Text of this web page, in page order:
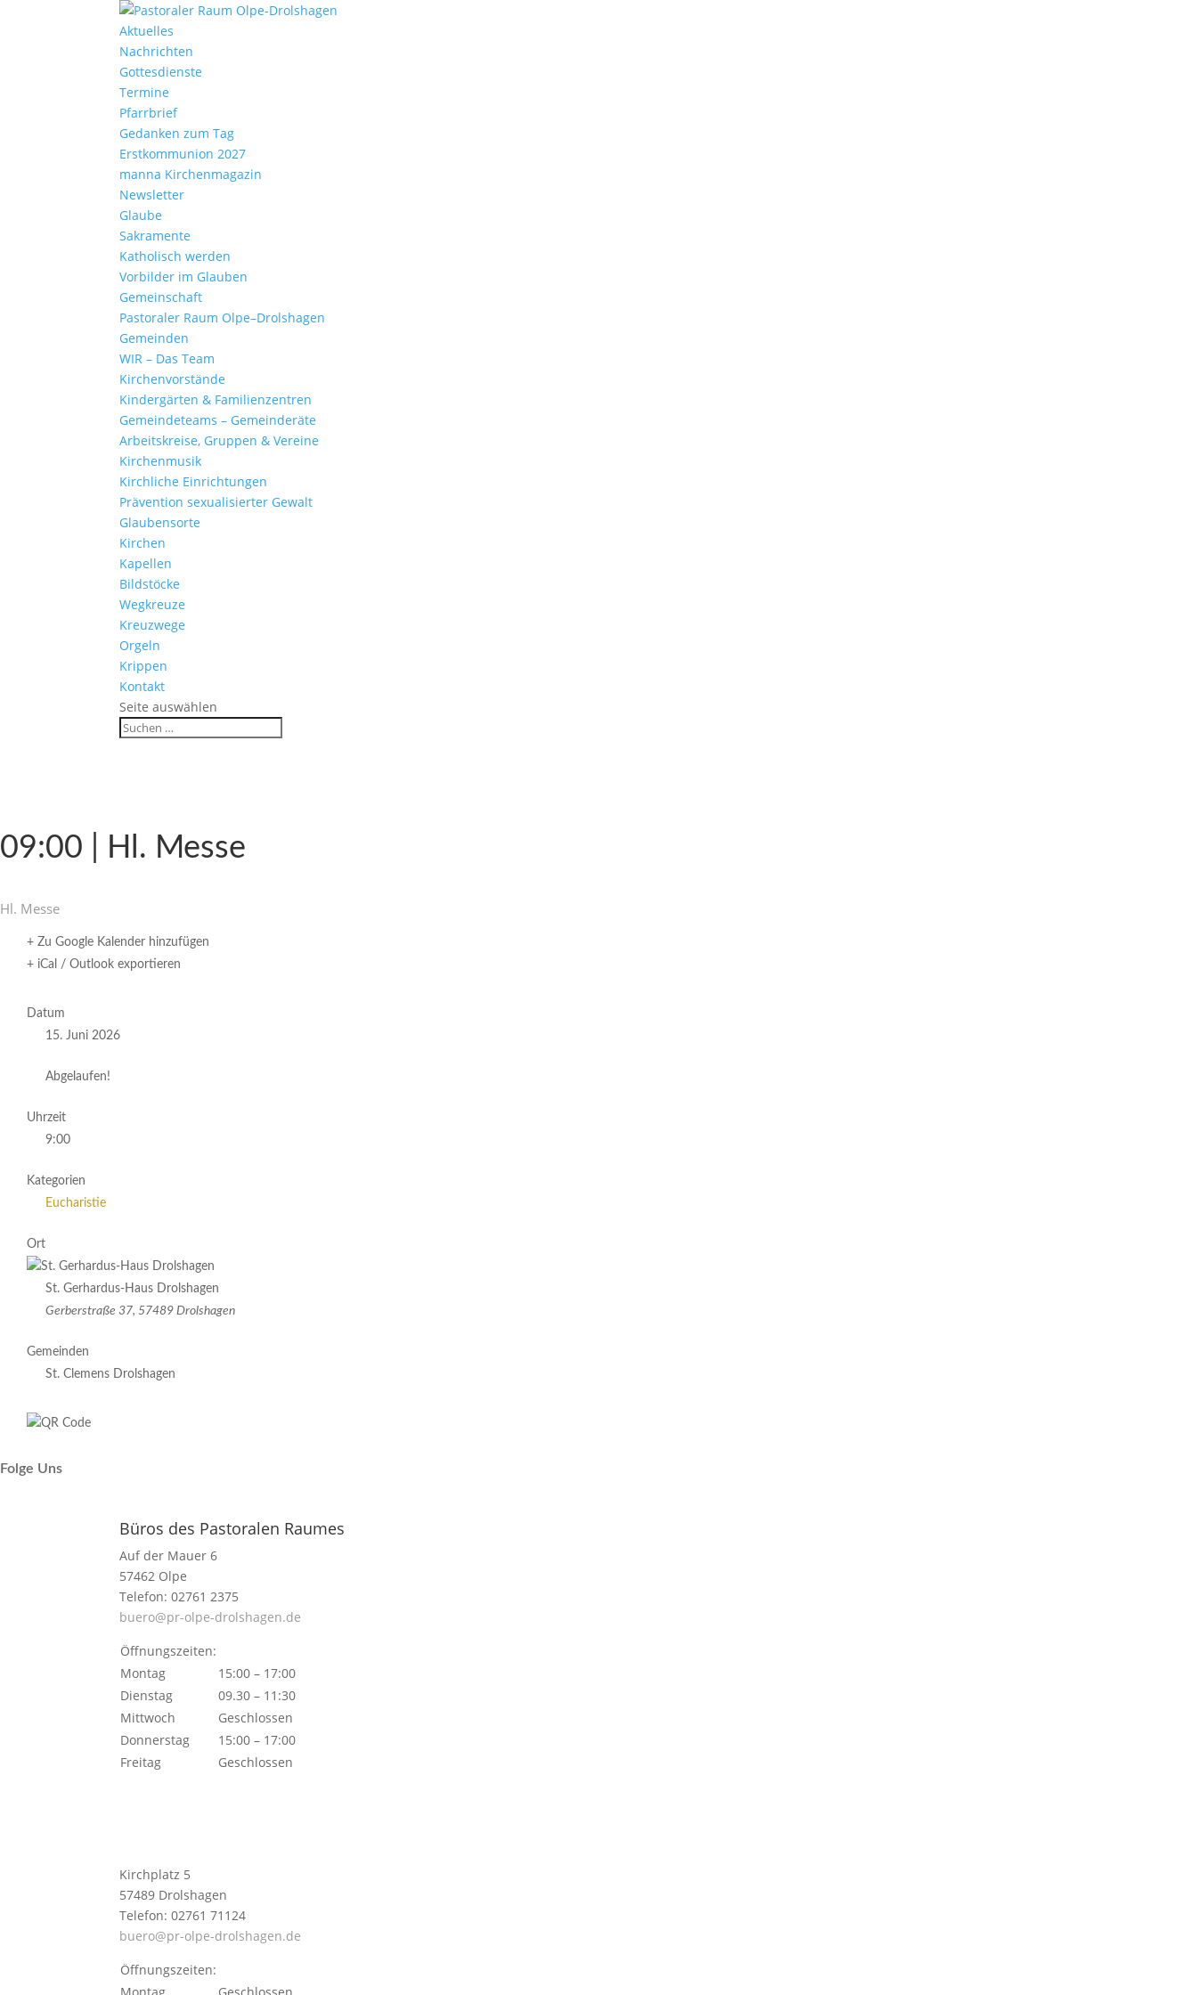
Aktu­elles
Nach­richten
Gottes­dienste
Termine
Pfarr­brief
Gedanken zum Tag
Erst­kom­mu­nion 2027
manna Kirchen­ma­gazin
News­letter
Glaube
Sakra­mente
Katho­lisch werden
Vorbilder im Glauben
Gemein­schaft
Pasto­raler Raum Olpe–Drolshagen
Gemeinden
WIR – Das Team
Kirchen­vor­stände
Kinder­gärten & Familienzentren
Gemein­de­teams – Gemeinderäte
Arbeits­kreise, Gruppen & Vereine
Kirchen­musik
Kirch­liche Einrichtungen
Präven­tion sexua­li­sierter Gewalt
Glau­ben­s­orte
Kirchen
Kapellen
Bild­stöcke
Wegkreuze
Kreuz­wege
Orgeln
Krippen
Kontakt
Seite auswählen
09:00 | Hl. Messe
Hl. Messe
+ Zu Google Kalender hinzufügen
+ iCal / Outlook exportieren
Datum
15. Juni 2026
Abgelaufen!
Uhrzeit
9:00
Kategorien
Eucharistie
Ort
St. Gerhardus-Haus Drolshagen
Gerberstraße 37, 57489 Drolshagen
Gemeinden
St. Clemens Drolshagen
Folge Uns
Büros des Pastoralen Raumes
Auf der Mauer 6
57462 Olpe
Telefon: 02761 2375
buero@pr-olpe-drolshagen.de
Öffnungszeiten:
Montag
15:00 – 17:00
Dienstag
09.30 – 11:30
Mittwoch
Geschlossen
Donnerstag
15:00 – 17:00
Freitag
Geschlossen
Kirchplatz 5
57489 Drolshagen
Telefon: 02761 71124
buero@pr-olpe-drolshagen.de
Öffnungszeiten: